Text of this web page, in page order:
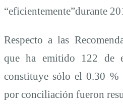
“eficientemente”durante
Respecto a las
que ha emitido 122 de
constituye sólo el 0.30 %
por conciliación fueron